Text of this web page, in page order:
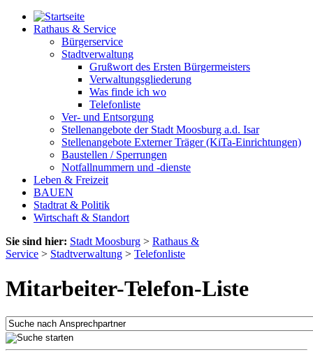
Rathaus & Service
Bürgerservice
Stadtverwaltung
Grußwort des Ersten Bürgermeisters
Verwaltungsgliederung
Was finde ich wo
Telefonliste
Ver- und Entsorgung
Stellenangebote der Stadt Moosburg a.d. Isar
Stellenangebote Externer Träger (KiTa-Einrichtungen)
Baustellen / Sperrungen
Notfallnummern und -dienste
Leben & Freizeit
BAUEN
Stadtrat & Politik
Wirtschaft & Standort
Sie sind hier: Stadt Moosburg > Rathaus &
Service > Stadtverwaltung > Telefonliste
Mitarbeiter-Telefon-Liste